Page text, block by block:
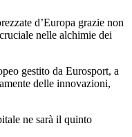
d’Europa grazie non
nelle alchimie dei
gestito da Eurosport, a
delle innovazioni,
ne sarà il quinto